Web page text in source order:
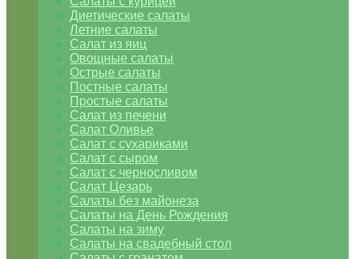
Диетические салаты
Летние салаты
Салат из яиц
Овощные салаты
Острые салаты
Постные салаты
Простые салаты
Салат из печени
Салат Оливье
Салат с сухариками
Салат с сыром
Салат с черносливом
Салат Цезарь
Салаты без майонеза
Салаты на День Рождения
Салаты на зиму
Салаты на свадебный стол